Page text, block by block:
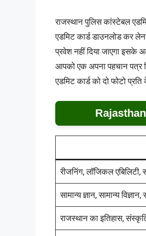
राजस्थान पुलिस कांस्टेबल
एडमिट कार्ड डाउनलोड कर
प्रवेश नहीं दिया जाएगा इसके
आपको एक अपना पहचान पत्र
एडमिट कार्ड को दो फोटो
रीजनिंग, लॉजिकल एबिलिटी,
सामान्य ज्ञान, सामान्य
राजस्थान का इतिहास,